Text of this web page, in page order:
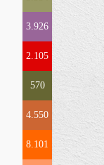
3.926
2.105
570
4.550
8.101